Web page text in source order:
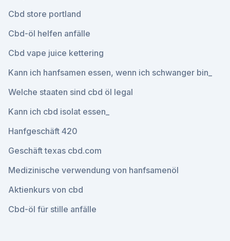
Cbd store portland
Cbd-öl helfen anfälle
Cbd vape juice kettering
Kann ich hanfsamen essen, wenn ich schwanger bin_
Welche staaten sind cbd öl legal
Kann ich cbd isolat essen_
Hanfgeschäft 420
Geschäft texas cbd.com
Medizinische verwendung von hanfsamenöl
Aktienkurs von cbd
Cbd-öl für stille anfälle